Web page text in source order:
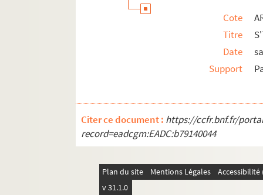
Cote
Titre
Date
Support
Citer ce document : https://ccfr.bnf.fr/
record=eadcgm:EADC:b79140044
Plan du site Mentions Légales
v 31.1.0